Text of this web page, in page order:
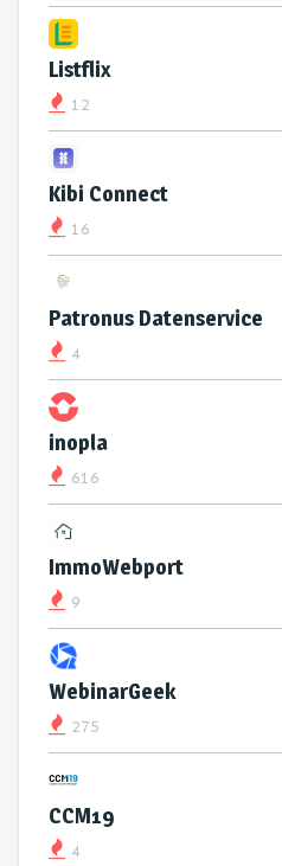
Listflix
12
Kibi Connect
16
Patronus Datenservice
4
inopla
616
ImmoWebport
9
WebinarGeek
275
CCM19
4